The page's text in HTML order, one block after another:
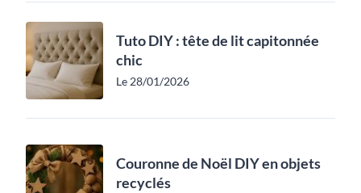
Tuto DIY : tête de lit capitonnée
chic
Le 28/01/2026
Couronne de Noël DIY en objets
recyclés